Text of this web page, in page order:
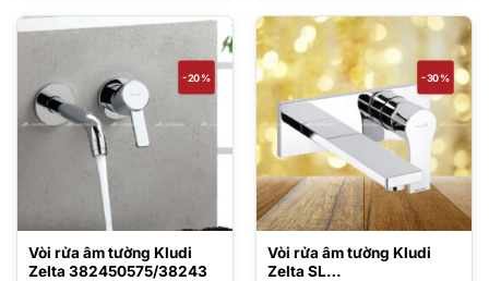
11.300.000 ₫.
tại
9.040.000 ₫.
20.600.000 ₫.
tại
là:
14.420.000 ₫.
-20%
Vòi rửa âm tường Kludi
Zelta 382450575/38243
-30%
Vòi rửa âm tường Kludi
Zelta SL